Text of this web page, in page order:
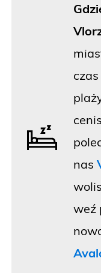
nas
weź